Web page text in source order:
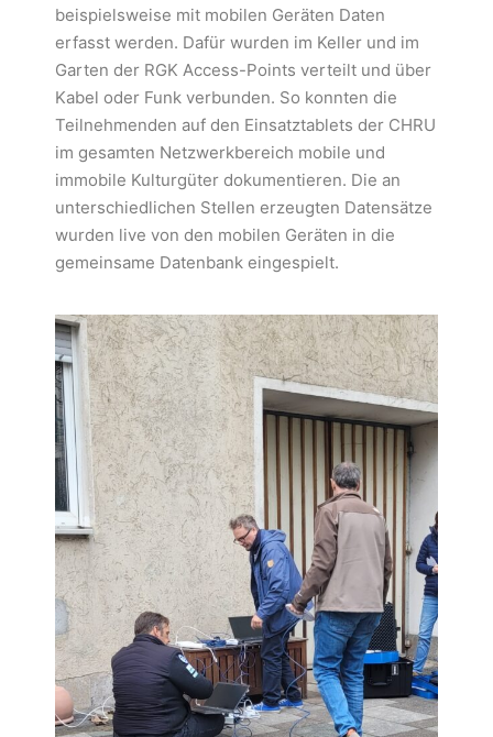
beispielsweise mit mobilen Geräten Daten
erfasst werden. Dafür wurden im Keller und im
Garten der RGK Access-Points verteilt und über
Kabel oder Funk verbunden. So konnten die
Teilnehmenden auf den Einsatztablets der CHRU
im gesamten Netzwerkbereich mobile und
immobile Kulturgüter dokumentieren. Die an
unterschiedlichen Stellen erzeugten Datensätze
wurden live von den mobilen Geräten in die
gemeinsame Datenbank eingespielt.